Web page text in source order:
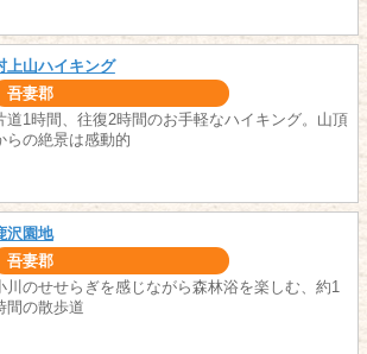
上山ハイキング
吾妻郡
道1時間、往復2時間のお手軽なハイキング。山頂
らの絶景は感動的
沢園地
吾妻郡
川のせせらぎを感じながら森林浴を楽しむ、約1
間の散歩道